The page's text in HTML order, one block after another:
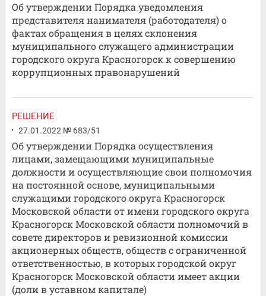
Об утверждении Порядка уведомления
представителя нанимателя (работодателя) о
фактах обращения в целях склонения
муниципального служащего администрации
городского округа Красногорск к совершению
коррупционных правонарушений
РЕШЕНИЕ
27.01.2022 № 683/51
Об утверждении Порядка осуществления
лицами, замещающими муниципальные
должности и осуществляющие свои полномочия
на постоянной основе, муниципальными
служащими городского округа Красногорск
Московской области от имени городского округа
Красногорск Московской области полномочий в
совете директоров и ревизионной комиссии
акционерных обществ, обществ с ограниченной
ответственностью, в которых городской округ
Красногорск Московской области имеет акции
(доли в уставном капитале)